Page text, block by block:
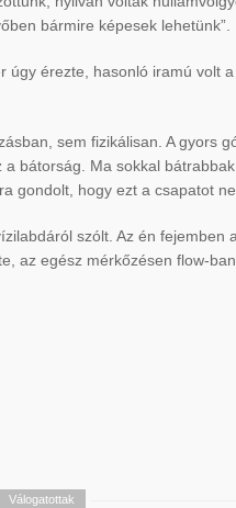
bármire képesek lehetünk”.
úgy érezte, hasonló iramú volt
sem fizikálisan. A gyors
bátorság. Ma sokkal
gondolt, hogy ezt a csapatot
szólt. Az én
az egész mérkőzésen flow-ban
Válogatottak